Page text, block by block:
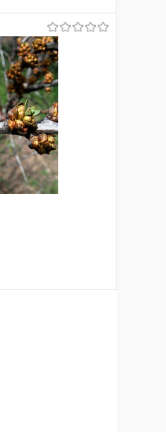
Сравнение
Недоступно